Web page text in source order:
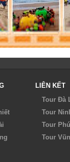
Tiêu chuẩn
Sài Gòn
750.000Vnđ/Khách
Xem chi tiết
LIÊN KẾT
Tour Đà
Tour
Tour
Tour